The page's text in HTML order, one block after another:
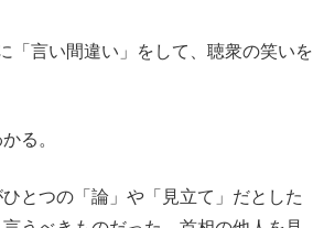
「言い間違い」をして、聴衆の笑いを
る。
とつの「論」や「見立て」だとした